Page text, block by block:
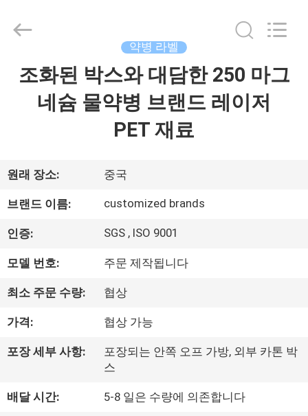
우
리
에
여
장
2017
Industry
약병 라벨
조화된 박스와 대담한 250 마그
네슘 물약병 브랜드 레이저
PET 재료
원래 장소: 중국
브랜드 이름: customized brands
인증: SGS , ISO 9001
모델 번호: 주문 제작됩니다
최소 주문 수량: 협상
가격: 협상 가능
포장 세부 사항:
포장되는 안쪽 오프 가방, 외부 카톤 박
스
배달 시간: 5-8 일은 수량에 의존합니다